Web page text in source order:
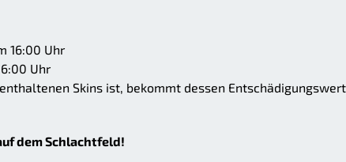
16:00 Uhr
Uhr
Skins ist, bekommt dessen
dem Schlachtfeld!